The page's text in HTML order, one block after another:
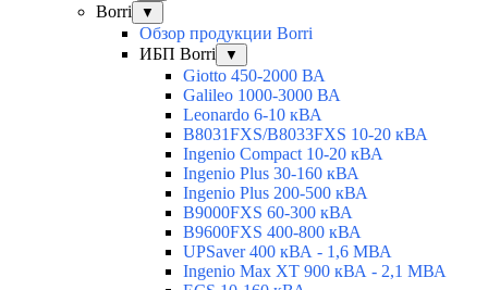
Borri ▼
Обзор продукции Borri
ИБП Borri
▼
Giotto 450-2000 ВА
Galileo 1000-3000 ВА
Leonardo 6-10 кВА
B8031FXS/B8033FXS 10-20 кВА
Ingenio Compact 10-20 кВА
Ingenio Plus 30-160 кВА
Ingenio Plus 200-500 кВА
B9000FXS 60-300 кВА
B9600FXS 400-800 кВА
UPSaver 400 кВА - 1,6 МВА
Ingenio Max XT 900 кВА - 2,1 МВА